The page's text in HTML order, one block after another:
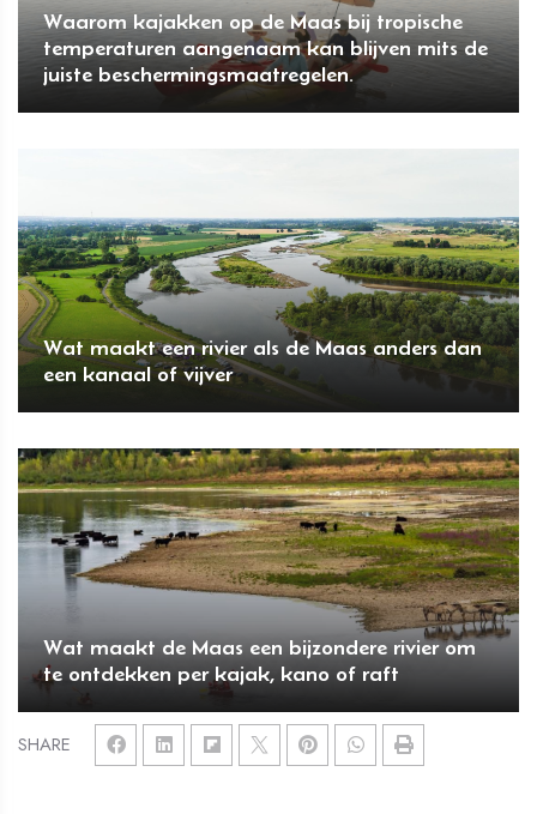
SHARE
Waarom kajakken op de Maas bij tropische
temperaturen aangenaam kan blijven mits de
juiste beschermingsmaatregelen.
Wat maakt een rivier als de Maas anders dan
een kanaal of vijver
Wat maakt de Maas een bijzondere rivier om
te ontdekken per kajak, kano of raft